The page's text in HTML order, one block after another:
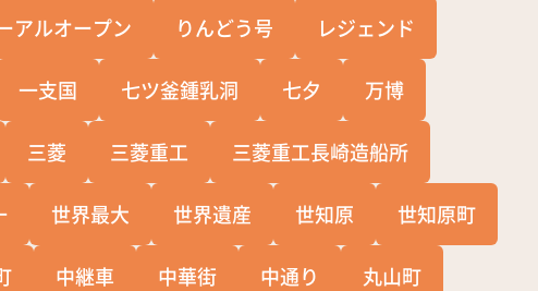
アルオープン りんどう号 レジェンド
一支国 七ツ釜鍾乳洞 七夕 万博
三菱 三菱重工 三菱重工長崎造船所
世界最大 世界遺産 世知原 世知原町
中継車 中華街 中通り 丸山町